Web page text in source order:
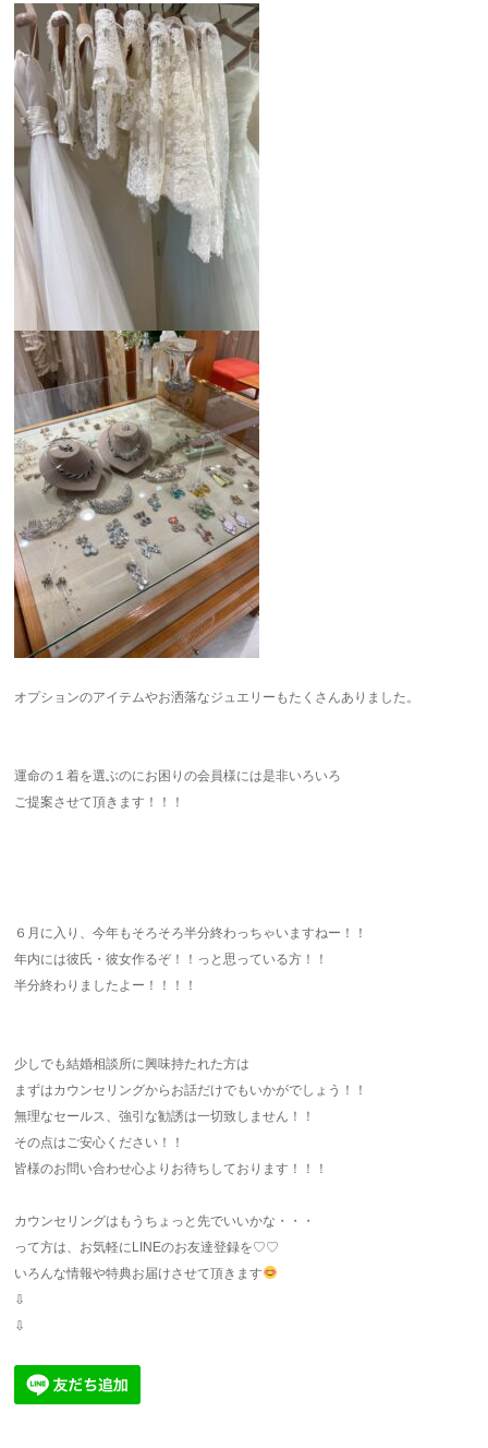
オプションのアイテムやお洒落なジュエリーもたくさんありました。
運命の１着を選ぶのにお困りの会員様には是非いろいろ
ご提案させて頂きます！！！
６月に入り、今年もそろそろ半分終わっちゃいますねー！！
年内には彼氏・彼女作るぞ！！っと思っている方！！
半分終わりましたよー！！！！
少しでも結婚相談所に興味持たれた方は
まずはカウンセリングからお話だけでもいかがでしょう！！
無理なセールス、強引な勧誘は一切致しません！！
その点はご安心ください！！
皆様のお問い合わせ心よりお待ちしております！！！
カウンセリングはもうちょっと先でいいかな・・・
って方は、お気軽にLINEのお友達登録を♡♡
いろんな情報や特典お届けさせて頂きます
⇩
⇩